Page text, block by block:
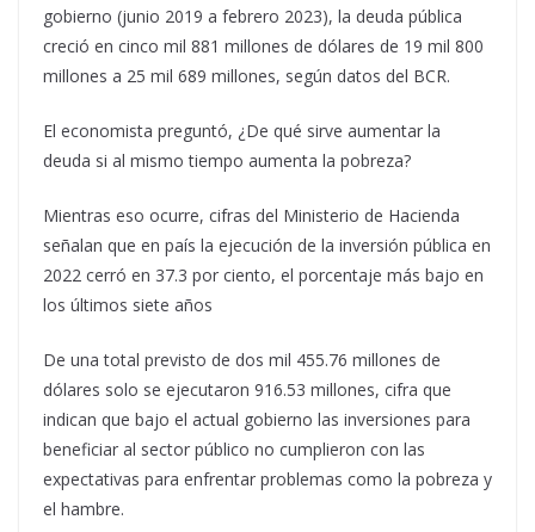
gobierno (junio 2019 a febrero 2023), la deuda pública
creció en cinco mil 881 millones de dólares de 19 mil 800
millones a 25 mil 689 millones, según datos del BCR.
El economista preguntó, ¿De qué sirve aumentar la
deuda si al mismo tiempo aumenta la pobreza?
Mientras eso ocurre, cifras del Ministerio de Hacienda
señalan que en país la ejecución de la inversión pública en
2022 cerró en 37.3 por ciento, el porcentaje más bajo en
los últimos siete años
De una total previsto de dos mil 455.76 millones de
dólares solo se ejecutaron 916.53 millones, cifra que
indican que bajo el actual gobierno las inversiones para
beneficiar al sector público no cumplieron con las
expectativas para enfrentar problemas como la pobreza y
el hambre.